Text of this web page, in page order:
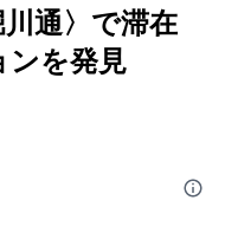
通〉で滞在
ンを発見